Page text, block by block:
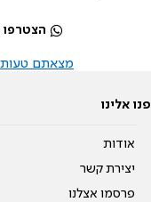
הצטרפו
מצאתם טעות
פנו אלינו
אודות
יצירת קשר
פרסמו אצלנו